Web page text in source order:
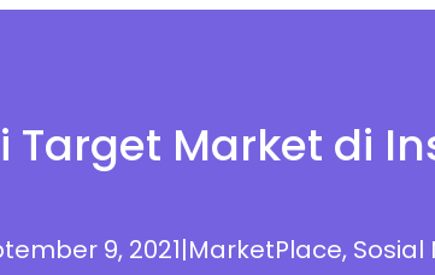
Target Market di
9, 2021|MarketPlace, Sosial